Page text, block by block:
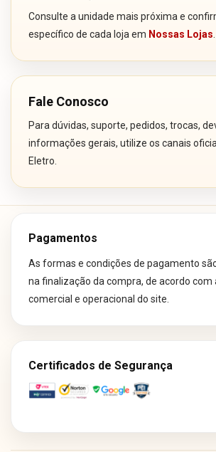
Consulte a unidade mais próxima e
específico de cada loja em Nossas Lojas
Fale Conosco
Para dúvidas, suporte, pedidos, trocas,
informações gerais, utilize os canais
Eletro.
Pagamentos
As formas e condições de pagamento
na finalização da compra, de acordo com
comercial e operacional do site.
Certificados de Segurança